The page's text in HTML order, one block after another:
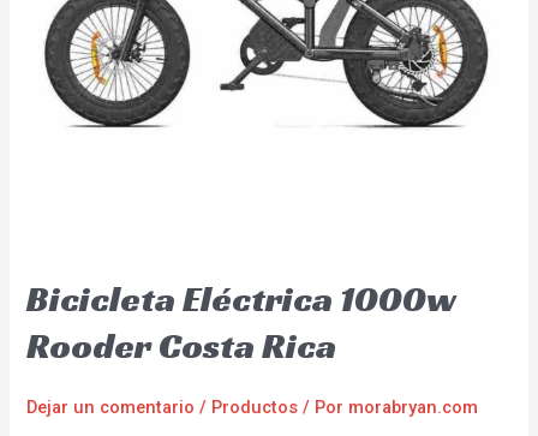
Bicicleta Eléctrica 1000w
Rooder Costa Rica
Dejar un comentario / Productos / Por morabryan.com